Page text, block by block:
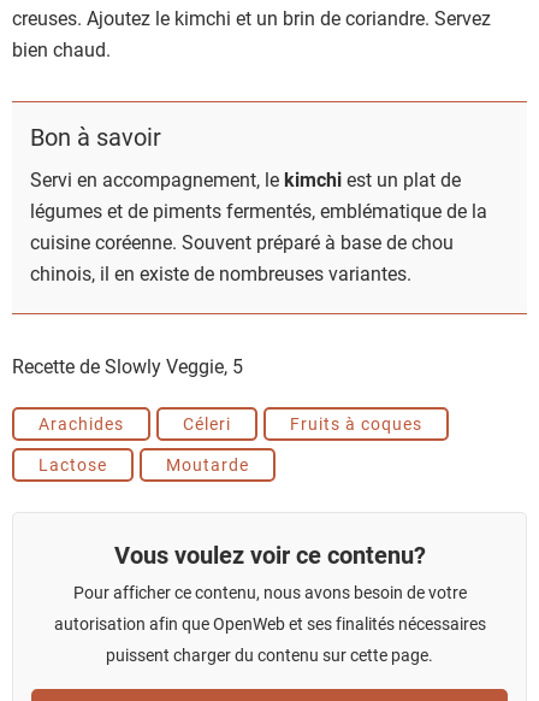
creuses. Ajoutez le kimchi et un brin de coriandre. Servez
bien chaud.
Bon à savoir
Servi en accompagnement, lekimchiest un plat de
légumes et de piments fermentés, emblématique de la
cuisine coréenne. Souvent préparé à base de chou
chinois, il en existe de nombreuses variantes.
Recette de Slowly Veggie, 5
Arachides Céleri
Fruits à coques
Lactose
Moutarde
Vous voulez voir ce contenu?
Pour afficher ce contenu, nous avons besoin de votre
autorisation afin que OpenWeb et ses finalités nécessaires
puissent charger du contenu sur cette page.